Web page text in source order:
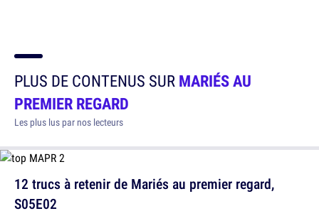
PLUS DE CONTENUS SURMARIÉS AU
PREMIER REGARD
Les plus lus par nos lecteurs
12 trucs à retenir de Mariés au premier regard,
S05E02